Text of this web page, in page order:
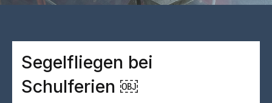
Segelfliegen bei
Schulferien ￼